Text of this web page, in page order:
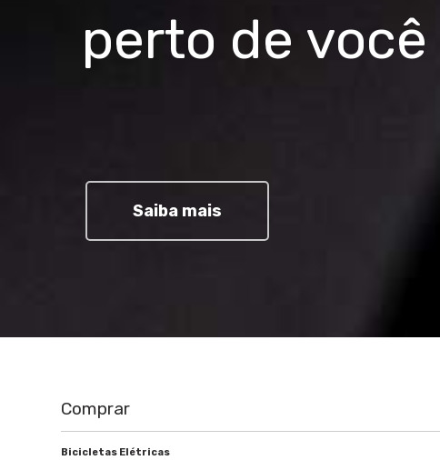
perto de você
Saiba mais
Comprar
Bicicletas Elétricas